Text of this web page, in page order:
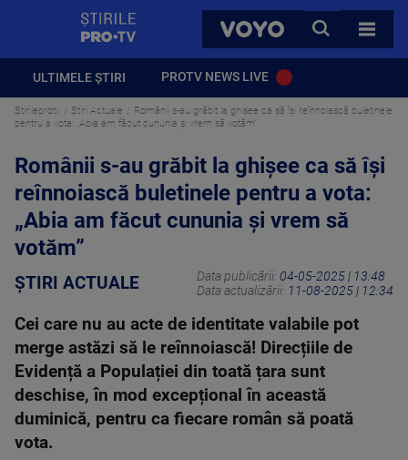
VOYO
CAUTA
TOATE
ULTIMELE ȘTIRI PROTV NEWS LIVE
Stirileprotv Știri Actuale
Românii s-au grăbit la ghișee ca să își reînnoiască buletinele
pentru a vota: „Abia am făcut cununia și vrem să votăm”
Românii s-au grăbit la ghișee ca să își
reînnoiască buletinele pentru a vota:
„Abia am făcut cununia și vrem să
votăm”
ȘTIRI ACTUALE Data publicării: 04-05-2025 | 13:48
Data actualizării: 11-08-2025 | 12:34
Cei care nu au acte de identitate valabile pot
merge astăzi să le reînnoiască! Direcțiile de
Evidență a Populației din toată țara sunt
deschise, în mod excepțional în această
duminică, pentru ca fiecare român să poată
vota.